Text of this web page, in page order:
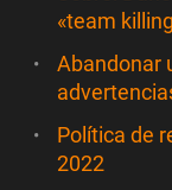
«team
Abandonar
Política de
2022